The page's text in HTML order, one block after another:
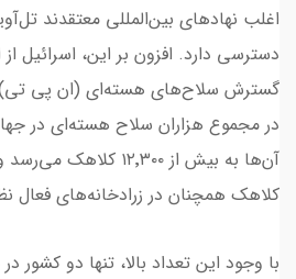
اغلب نهادهای بین‌المللی معتقدند
دسترسی دارد. افزون بر این، اسرائیل
گسترش سلا‌ح‌های هسته‌ای (ان پی تی)
در مجموع هزاران سلاح هسته‌ای در
کلاهک همچنان در زرادخانه‌های فعال